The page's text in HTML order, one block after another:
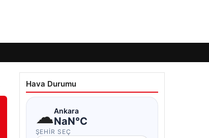
Hava Durumu
☁Ankara
NaN°C
ŞEHIR SEÇ